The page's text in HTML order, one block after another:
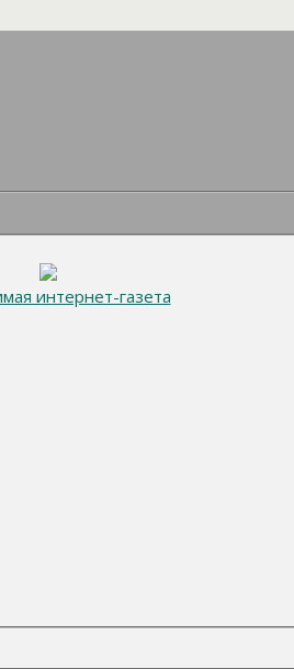
интернет-газета